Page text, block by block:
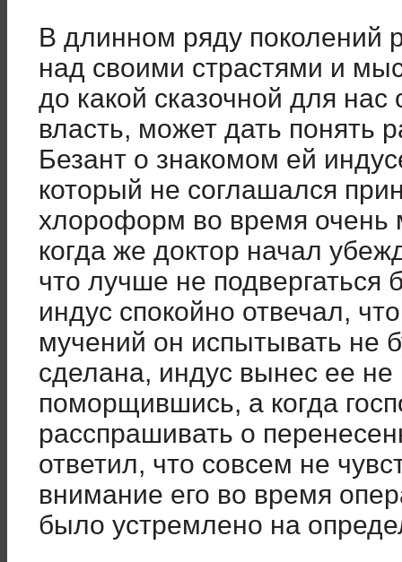
В длинном ряду поколений
над своими страстями и
до какой сказочной для нас
власть, может дать понять
Безант о знакомом ей
который не соглашался
хлороформ во время очень
когда же доктор начал
что лучше не
индус спокойно отвечал,
мучений он испытывать не
сделана, индус вынес ее не
поморщившись, а когда
расспрашивать о
ответил, что совсем не
внимание его во время
было устремлено на